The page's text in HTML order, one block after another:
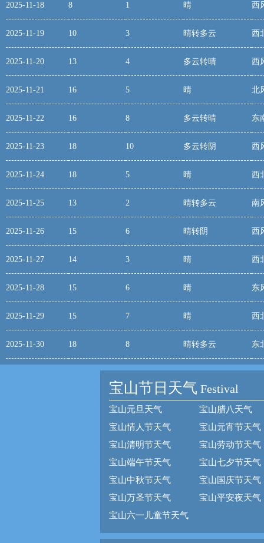
2025-11-18 8 1 晴 西
2025-11-19 10 3 晴转多云 西
2025-11-20 13 4 多云转晴 西
2025-11-21 16 5 晴 北
2025-11-22 16 8 多云转晴 东
2025-11-23 18 10 多云转阴 西
2025-11-24 18 5 晴 西
2025-11-25 13 2 晴转多云 南
2025-11-26 15 6 晴转阴 西
2025-11-27 14 3 晴 西
2025-11-28 15 6 晴 东
2025-11-29 15 7 晴 西
2025-11-30 18 8 晴转多云 东
宝山节日天气 Festival
宝山元旦天气
宝山腊八天气
宝山情人节天气
宝山元宵节天气
宝山清明节天气
宝山劳动节天气
宝山端午节天气
宝山七夕节天气
宝山中秋节天气
宝山国庆节天气
宝山万圣节天气
宝山平安夜天气
宝山六一儿童节天气